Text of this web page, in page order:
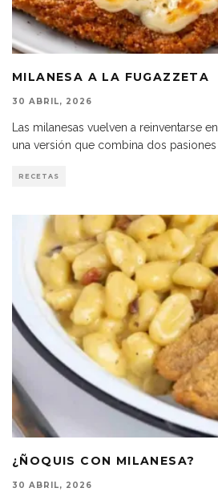
MILANESA A LA FUGAZZETA
30 ABRIL, 2026
Las milanesas vuelven a reinventarse
una versión que combina dos pasiones
RECETAS
¿ÑOQUIS CON MILANESA?
30 ABRIL, 2026